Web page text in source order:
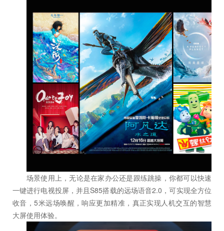
场景使用上，无论是在家办公还是跟练跳操，你都可以快速
一键进行电视投屏，并且S85搭载的远场语音2.0，可实现全方位
收音，5米远场唤醒，响应更加精准，真正实现人机交互的智慧
大屏使用体验。